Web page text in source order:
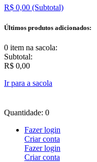
R$ 0,00 (Subtotal)
Últimos produtos adicionados:
0 item na sacola:
Subtotal:
R$ 0,00
Ir para a sacola
Quantidade: 0
Fazer login
Criar conta
Fazer login
Criar conta